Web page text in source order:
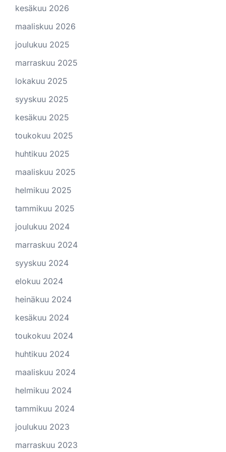
kesäkuu 2026
maaliskuu 2026
joulukuu 2025
marraskuu 2025
lokakuu 2025
syyskuu 2025
kesäkuu 2025
toukokuu 2025
huhtikuu 2025
maaliskuu 2025
helmikuu 2025
tammikuu 2025
joulukuu 2024
marraskuu 2024
syyskuu 2024
elokuu 2024
heinäkuu 2024
kesäkuu 2024
toukokuu 2024
huhtikuu 2024
maaliskuu 2024
helmikuu 2024
tammikuu 2024
joulukuu 2023
marraskuu 2023